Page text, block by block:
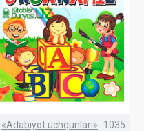
«Adabiyot uchqunlari» 1035